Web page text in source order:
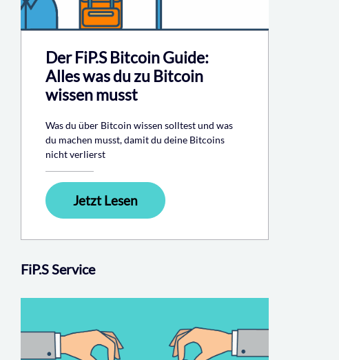
Der FiP.S Bitcoin Guide:
Alles was du zu Bitcoin
wissen musst
Was du über Bitcoin wissen solltest und was
du machen musst, damit du deine Bitcoins
nicht verlierst
Jetzt Lesen
FiP.S Service